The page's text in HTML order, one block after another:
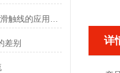
差别 详